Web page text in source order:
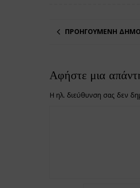
ΠΡΟΗΓΟΎΜΕΝΗ
Αφήστε μια
Η ηλ. διεύθυνση σας δεν